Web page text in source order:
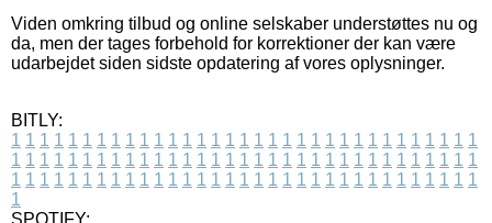
Viden omkring tilbud og online selskaber understøttes nu og
da, men der tages forbehold for korrektioner der kan være
udarbejdet siden sidste opdatering af vores oplysninger.
BITLY:
1 1 1 1 1 1 1 1 1 1 1 1 1 1 1 1 1 1 1 1 1 1 1 1 1 1 1 1 1 1 1 1 1
1 1 1 1 1 1 1 1 1 1 1 1 1 1 1 1 1 1 1 1 1 1 1 1 1 1 1 1 1 1 1 1 1
1 1 1 1 1 1 1 1 1 1 1 1 1 1 1 1 1 1 1 1 1 1 1 1 1 1 1 1 1 1 1 1 1
1
SPOTIFY: